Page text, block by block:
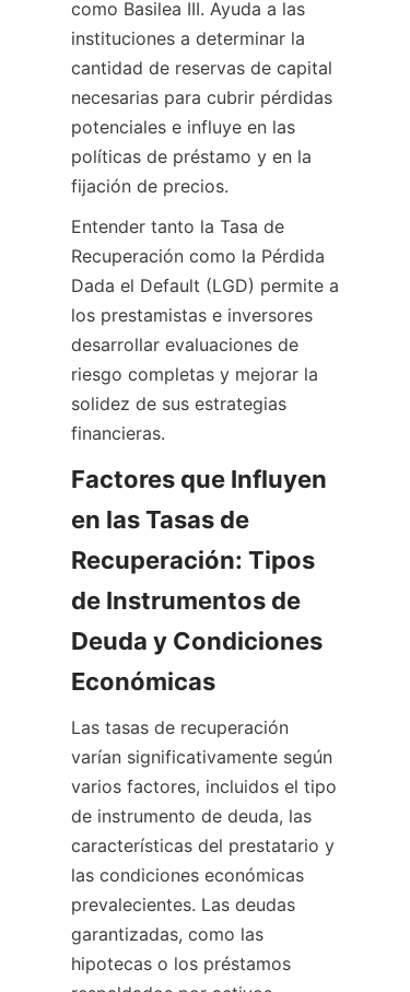
como Basilea III. Ayuda a las
instituciones a determinar la
cantidad de reservas de capital
necesarias para cubrir pérdidas
potenciales e influye en las
políticas de préstamo y en la
fijación de precios.
Entender tanto la Tasa de
Recuperación como la Pérdida
Dada el Default (LGD) permite a
los prestamistas e inversores
desarrollar evaluaciones de
riesgo completas y mejorar la
solidez de sus estrategias
financieras.
Factores que Influyen
en las Tasas de
Recuperación: Tipos
de Instrumentos de
Deuda y Condiciones
Económicas
Las tasas de recuperación
varían significativamente según
varios factores, incluidos el tipo
de instrumento de deuda, las
características del prestatario y
las condiciones económicas
prevalecientes. Las deudas
garantizadas, como las
hipotecas o los préstamos